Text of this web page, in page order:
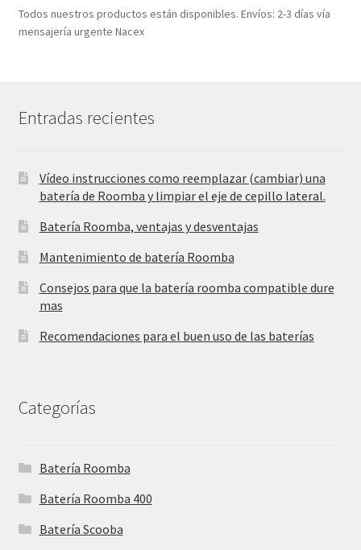
Todos nuestros productos están disponibles. Envíos: 2-3 días vía
mensajería urgente Nacex
Entradas recientes
Vídeo instrucciones como reemplazar (cambiar) una
batería de Roomba y limpiar el eje de cepillo lateral.
Batería Roomba, ventajas y desventajas
Mantenimiento de batería Roomba
Consejos para que la batería roomba compatible dure
mas
Recomendaciones para el buen uso de las baterías
Categorías
Batería Roomba
Batería Roomba 400
Batería Scooba